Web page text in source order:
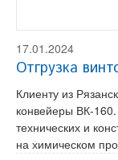
17.01.2024
Отгрузка
Клиенту из
конвейеры ВК-160.
технических и
на химическом